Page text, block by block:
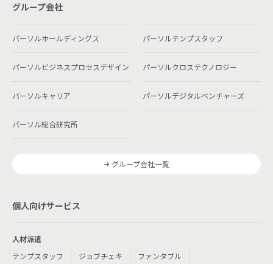
グループ会社
パーソルホールディングス パーソルテンプスタッフ
パーソルビジネスプロセスデザイン パーソルクロステクノロジー
パーソルキャリア パーソルデジタルベンチャーズ
パーソル総合研究所
グループ会社一覧
個人向けサービス
人材派遣
テンプスタッフ
ジョブチェキ
ファンタブル